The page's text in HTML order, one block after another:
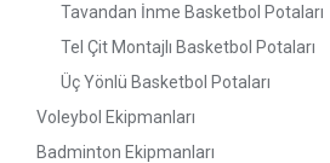
Tavandan İnme Basketbol Potaları
Tel Çit Montajlı Basketbol Potaları
Üç Yönlü Basketbol Potaları
Voleybol Ekipmanları
Badminton Ekipmanları